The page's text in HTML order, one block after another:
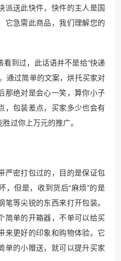
派送此快件，快件的主人是国
它急需此商品，我们理解您的
到过，此话语并不是给“快递
通过简单的文案，烘托买家对
那绝对是会心一笑，算你小子
，包装差点，买家多少也会有
过你上万元的推广。
严密打包过的，目的是保证包
，但是，收到货后“麻烦”的是
等尖锐的东西来打开包装。
简单的开箱器，不单可以给买
来更好的印象和购物体验。它
单的小赠送，就可以提升买家